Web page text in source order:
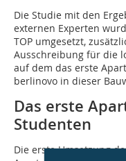
Die Studie mit den
externen Experten
TOP umgesetzt,
Ausschreibung für die
auf dem das erste
berlinovo in dieser
Das erste
Studenten
Die erste Umsetzung